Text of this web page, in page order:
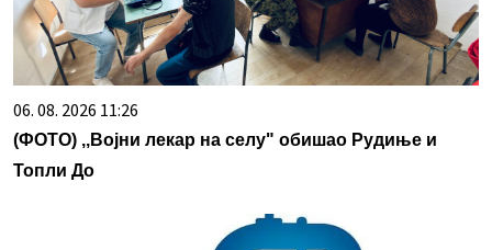
06. 08. 2026 11:26
(ФОТО) ,,Војни лекар на селу" обишао Рудиње и
Топли До